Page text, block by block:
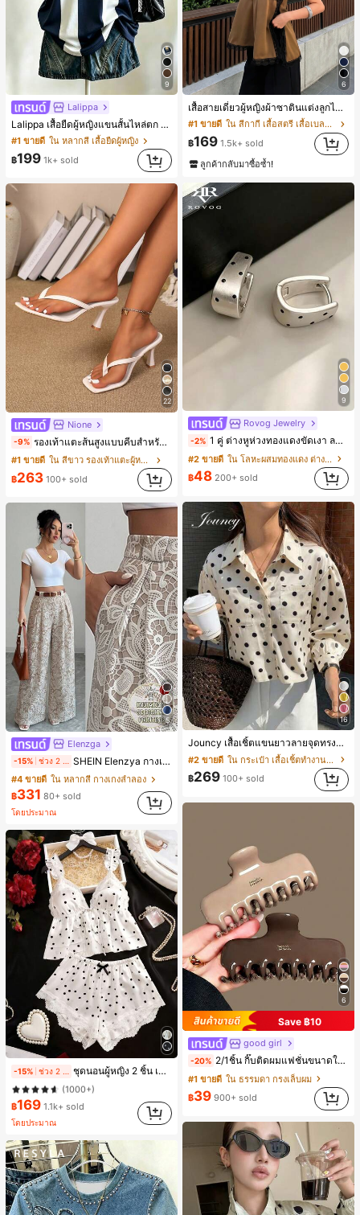
9
Lalippa
Lalippa เสื้อยืดผู้หญิงแขนสั้นไหล่ตก คอวีปกเสื้อ ลายพิมพ์ดิจิทัลลายทาง สไตล์สปอร์ตแฟชั่นมินิมอล ของขวัญสำหรับเพื่อน
#1 ขายดี ใน หลากสี เสื้อยืดผู้หญิง
฿199 1k+ sold
22
Nione
-9% รองเท้าแตะส้นสูงแบบคีบสำหรับผู้หญิง สไตล์คลาสสิก สีบล็อก สไตล์แฟรี่ฤดูร้อน ส้นเข็ม รองเท้าแตะแบบคีบ รองเท้าแตะชายหาดแฟชั่นสายไขว้ รองเท้าผู้หญิง สำหรับออฟฟิศ บ้าน กลางแจ้ง ดีไซน์หัวเหลี่ยม ชิคและหรูหรา สำหรับเดทไนท์
#1 ขายดี
ใน สีขาว รองเท้าแตะผู้หญิง
฿263 100+ sold
5
Elenzga
-15% SHEIN Elenzya กางเกงคูลอตลายจุดเอวสูงแบบใหม่สำหรับฤดูใบไม้ผลิ/ฤดูร้อน, สไตล์หรูหราเหมาะสำหรับใส่ในชีวิตประจำวันและทำงาน, ให้ความรู้สึกวินเทจสำหรับฤดูรับปริญญา, เทศกาลดนตรี, การแข่งม้าดาร์บี้, วันประกาศอิสรภาพ
#4 ขายดี ใน หลากสี กางเกงลำลอง
฿331 80+ sold
โดยประมาณ
-15% ชุดนอนผู้หญิง 2 ชิ้น เสื้อสายเดี่ยวคอวีลูกไม้ พร้อมกางเกงขาสั้นแต่งลูกไม้ แต่งโบว์ที่เอว ชุดลำลองผู้หญิงนุ่มสบายน่ารัก สไตล์เอสเธติก
#1 ขายดี
ใน ลำลอง-ยัง ชุดเลานจ์สำหรับผู้หญิง
(1000+)
#1 ขายดี
(1000+)
#1 ขายดี
(1000+)
#1 ขายดี
ใน ลำลอง-ยัง ชุดเลานจ์สำหรับผู้หญิง
฿169 1.1k+ sold
โดยประมาณ
6
เสื้อสายเดี่ยวผู้หญิงผ้าซาตินแต่งลูกไม้ - เสื้อสายเดี่ยวฤดูร้อนสีคากีมีรอยผ่าด้านข้างที่น่าดึงดูดแบบสบายๆ
#1 ขายดี
ใน สีกากี เสื้อสตรี เสื้อเบลาส์ & Tee
฿169 1.5k+ sold
ลูกค้ากลับมาซื้อซ้ำ!
9
Rovog Jewelry
-2% 1 คู่ ต่างหูห่วงทองแดงขัดเงา ลายจุดเรขาคณิตสไตล์มินิมอล เหมาะสำหรับสวมใส่ประจำวันแบบสบายๆ สำหรับผู้หญิง
#2 ขายดี
ใน โลหะผสมทองแดง ต่างหูผู้หญิง
฿48 200+ sold
16
Jouncy เสื้อเชิ้ตแขนยาวลายจุดทรงหลวมสำหรับผู้หญิง
#2 ขายดี
ใน กระเป๋า เสื้อเชิ้ตทำงานมีกระเป๋า
฿269 100+ sold
6
Save ฿10
good girl
-20% 2/1ชิ้น กิ๊บติดผมแฟชั่นขนาดใหญ่สีน้ำตาลชานมสำหรับผู้หญิง เหมาะสำหรับการอาบน้ำ ล้างหน้า และจัดแต่งทรงผม
#1 ขายดี ใน ธรรมดา กรงเล็บผม
฿39 900+ sold